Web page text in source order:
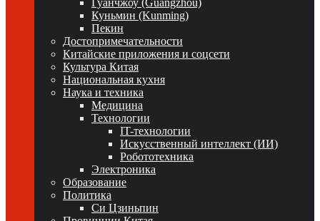
Гуанчжоу (Guangzhou)
Куньмин (Kunming)
Пекин
Достопримечательности
Китайские приложения и соцсети
Культура Китая
Национальная кухня
Наука и техника
Медицина
Технологии
IT-технологии
Искусственный интеллект (ИИ)
Робототехника
Электроника
Образование
Политика
Си Цзиньпин